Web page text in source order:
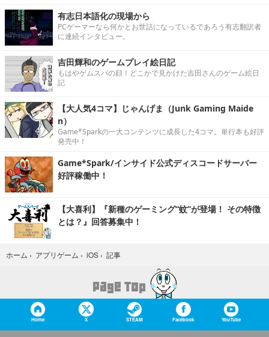
有志日本語化の現場から
PCゲーマーなら何かとお世話になっているであろう有志翻訳者
に連続インタビュー。
吉田輝和のゲームプレイ絵日記
もはやゲムスパの顔！どこかで見かけた吉田さんのゲーム絵日
記
【大人気4コマ】じゃんげま（Junk Gaming Maide
n）
Game*Sparkの一大コンテンツに成長した4コマ。単行本も好評
発売中！
Game*Spark/インサイド公式ディスコードサーバー
好評稼働中！
【大喜利】『新種のゲーミング“蚊”が登場！ その特徴
とは？』回答募集中！
ホーム › アプリゲーム › iOS › 記事
Home X STEAM Facebook YouTube